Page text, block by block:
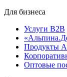
Для бизнеса
Услуги B2B
Продукты
Оптовые